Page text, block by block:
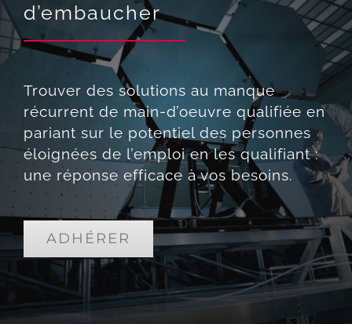
d’embaucher
Trouver des solutions au manque
récurrent de main-d’oeuvre qualifiée en
pariant sur le potentiel des personnes
éloignées de l’emploi en les qualifiant :
une réponse efficace à vos besoins.
ADHÉRER